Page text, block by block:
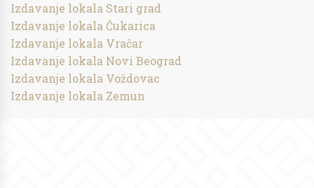
Izdavanje lokala Stari grad
Izdavanje lokala Čukarica
Izdavanje lokala Vračar
Izdavanje lokala Novi Beograd
Izdavanje lokala Voždovac
Izdavanje lokala Zemun